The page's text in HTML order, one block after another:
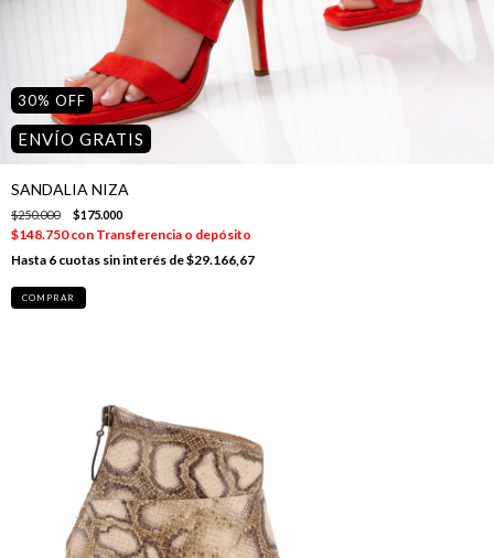
30% OFF
ENVÍO GRATIS
SANDALIA NIZA
$250.000 $175.000
$148.750con Transferencia o depósito
6 cuotas sin interés de$29.166,67
COMPRAR